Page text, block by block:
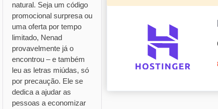
natural. Seja um código
promocional surpresa ou
uma oferta por tempo
limitado, Nenad
provavelmente já o
encontrou – e também
leu as letras miúdas, só
por precaução. Ele se
dedica a ajudar as
pessoas a economizar